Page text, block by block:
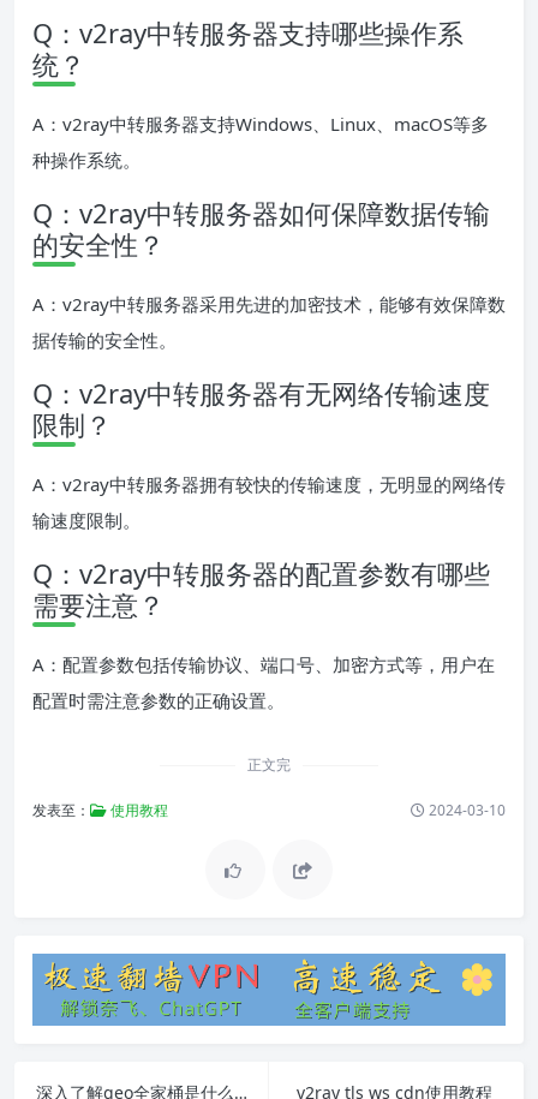
Q：v2ray中转服务器支持哪些操作系
统？
A：v2ray中转服务器支持Windows、Linux、macOS等多
种操作系统。
Q：v2ray中转服务器如何保障数据传输
的安全性？
A：v2ray中转服务器采用先进的加密技术，能够有效保障数
据传输的安全性。
Q：v2ray中转服务器有无网络传输速度
限制？
A：v2ray中转服务器拥有较快的传输速度，无明显的网络传
输速度限制。
Q：v2ray中转服务器的配置参数有哪些
需要注意？
A：配置参数包括传输协议、端口号、加密方式等，用户在
配置时需注意参数的正确设置。
正文完
发表至： 使用教程 2024-03-10
深入了解geo全家桶是什么v2ray v2ray tls ws cdn使用教程